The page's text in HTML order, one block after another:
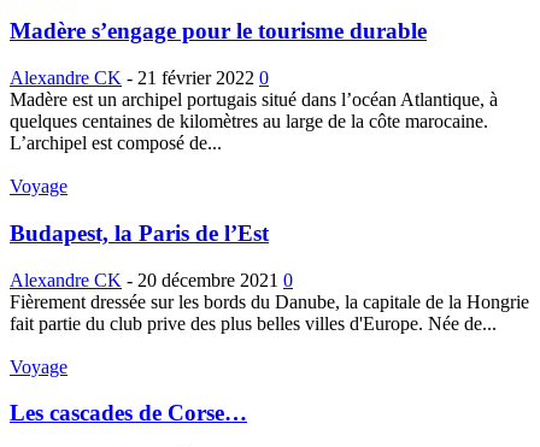
Madère s’engage pour le tourisme durable
Alexandre CK - 21 février 2022 0
Madère est un archipel portugais situé dans l’océan Atlantique, à
quelques centaines de kilomètres au large de la côte marocaine.
L’archipel est composé de...
Voyage
Budapest, la Paris de l’Est
Alexandre CK - 20 décembre 2021 0
Fièrement dressée sur les bords du Danube, la capitale de la Hongrie
fait partie du club prive des plus belles villes d'Europe. Née de...
Voyage
Les cascades de Corse…